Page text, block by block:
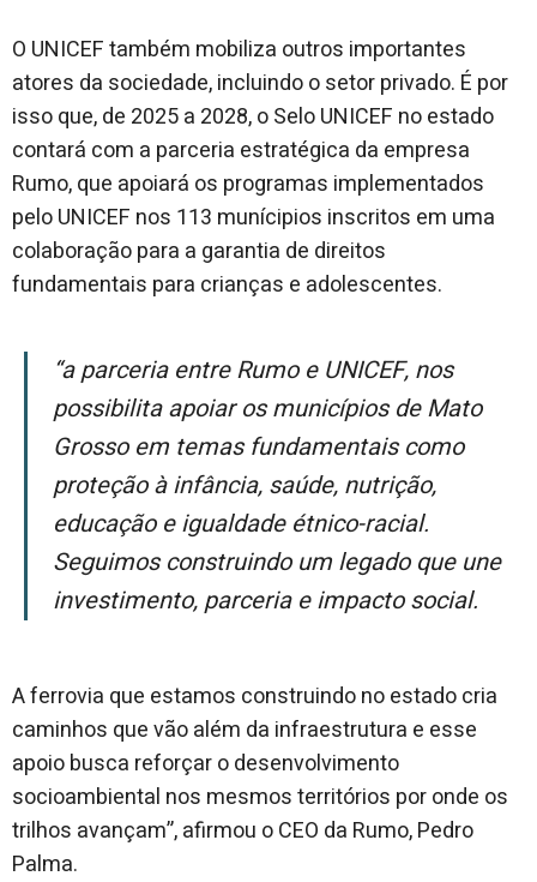
O UNICEF também mobiliza outros importantes
atores da sociedade, incluindo o setor privado. É por
isso que, de 2025 a 2028, o Selo UNICEF no estado
contará com a parceria estratégica da empresa
Rumo, que apoiará os programas implementados
pelo UNICEF nos 113 munícipios inscritos em uma
colaboração para a garantia de direitos
fundamentais para crianças e adolescentes.
“A parceria entre Rumo e UNICEF, nos
possibilita apoiar os municípios de Mato
Grosso em temas fundamentais como
proteção à infância, saúde, nutrição,
educação e igualdade étnico-racial.
Seguimos construindo um legado que une
investimento, parceria e impacto social.
A ferrovia que estamos construindo no estado cria
caminhos que vão além da infraestrutura e esse
apoio busca reforçar o desenvolvimento
socioambiental nos mesmos territórios por onde os
trilhos avançam”, afirmou o CEO da Rumo, Pedro
Palma.